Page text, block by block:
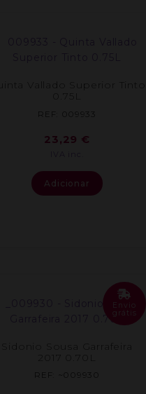
Vallado Superior Tinto
0.75L
REF: 009933
23,29 €
Adicionar
Sidonio Sousa Garrafeira
2017 0.70L
REF: ~009930
Envio
grátis